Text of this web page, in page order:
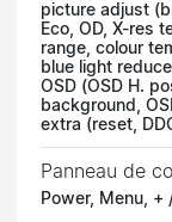
picture adjust
Eco, OD, X-res
range, colour
blue light
OSD (OSD H.
background,
extra (reset,
Panneau de
Power, Menu, +